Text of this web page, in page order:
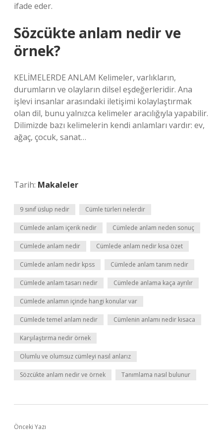
ifade eder.
Sözcükte anlam nedir ve
örnek?
KELİMELERDE ANLAM Kelimeler, varlıkların,
durumların ve olayların dilsel eşdeğerleridir. Ana
işlevi insanlar arasındaki iletişimi kolaylaştırmak
olan dil, bunu yalnızca kelimeler aracılığıyla yapabilir.
Dilimizde bazı kelimelerin kendi anlamları vardır: ev,
ağaç, çocuk, sanat…
Tarih: Makaleler
9 sınıf üslup nedir Cümle türleri nelerdir
Cümlede anlam içerik nedir Cümlede anlam neden sonuç
Cümlede anlam nedir Cümlede anlam nedir kısa özet
Cümlede anlam nedir kpss Cümlede anlam tanım nedir
Cümlede anlam tasarı nedir Cümlede anlama kaça ayrılır
Cümlede anlamın içinde hangi konular var
Cümlede temel anlam nedir Cümlenin anlamı nedir kısaca
Karşılaştırma nedir örnek
Olumlu ve olumsuz cümleyi nasıl anlarız
Sözcükte anlam nedir ve örnek Tanımlama nasıl bulunur
Önceki Yazı